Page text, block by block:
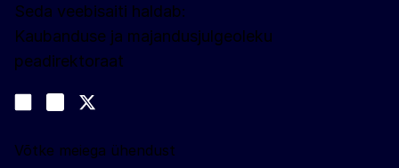
Seda veebisaiti haldab:
Kaubanduse ja majandusjulgeoleku
peadirektoraat
Join us on LinkedIn
Trade-Off podcast
Võtke meiega ühendust